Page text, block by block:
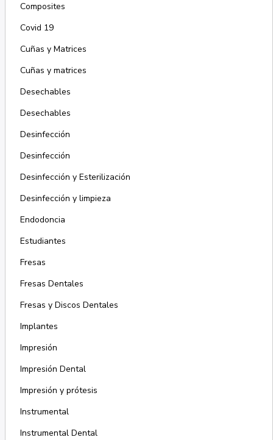
Composites
Covid 19
Cuñas y Matrices
Cuñas y matrices
Desechables
Desechables
Desinfección
Desinfección
Desinfección y Esterilización
Desinfección y limpieza
Endodoncia
Estudiantes
Fresas
Fresas Dentales
Fresas y Discos Dentales
Implantes
Impresión
Impresión Dental
Impresión y prótesis
Instrumental
Instrumental Dental